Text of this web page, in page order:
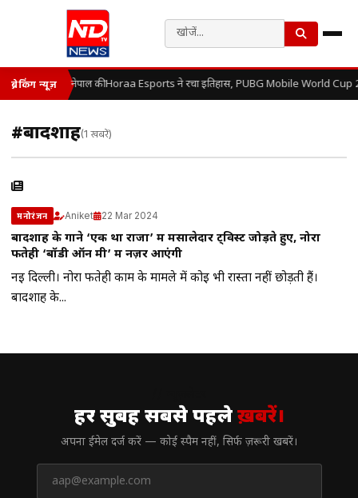
ब्रेकिंग न्यूज़ नेपाल की Horaa Esports ने रचा इतिहास, PUBG Mobile World
#बादशाह(1 खबरें)
मनोरंजन Aniket 22 Mar 2024
बादशाह के गाने ‘एक था राजा’ में मसालेदार ट्विस्ट जोड़ते हुए, नोरा
फतेही ‘बॉडी ऑन मी’ में नज़र आएंगी
नई दिल्ली। नोरा फतेही काम के मामले में कोई भी रास्ता नहीं छोड़ती हैं।
बादशाह के...
हर सुबह सबसे पहलेख़बरें।
अपना ईमेल दर्ज करें — कोई स्पैम नहीं, सिर्फ ज़रूरी खबरें।